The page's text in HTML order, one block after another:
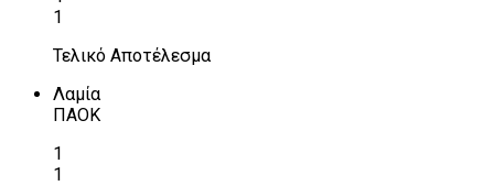
1
Τελικό Αποτέλεσμα
Λαμία
ΠΑΟΚ
1
1